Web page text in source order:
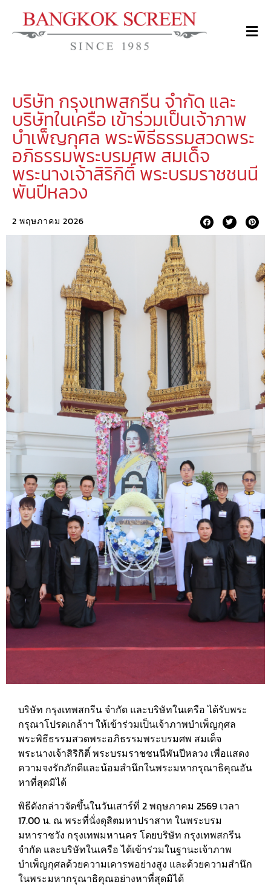
บริษัท กรุงเทพสกรีน จำกัด และ
บริษัทในเครือ เข้าร่วมเป็นเจ้าภาพ
บำเพ็ญกุศล พระพิธีธรรมสวดพระ
อภิธรรมพระบรมศพ สมเด็จ
พระนางเจ้าสิริกิติ์ พระบรมราชชนนี
พันปีหลวง
2 พฤษภาคม 2026
บริษัท กรุงเทพสกรีน จำกัด และบริษัทในเครือ ได้รับพระ
กรุณาโปรดเกล้าฯ ให้เข้าร่วมเป็นเจ้าภาพบำเพ็ญกุศล
พระพิธีธรรมสวดพระอภิธรรมพระบรมศพ สมเด็จ
พระนางเจ้าสิริกิติ์ พระบรมราชชนนีพันปีหลวง เพื่อแสดง
ความจงรักภักดีและน้อมสำนึกในพระมหากรุณาธิคุณอัน
หาที่สุดมิได้
พิธีดังกล่าวจัดขึ้นในวันเสาร์ที่ 2 พฤษภาคม 2569 เวลา
17.00 น. ณ พระที่นั่งดุสิตมหาปราสาท ในพระบรม
มหาราชวัง กรุงเทพมหานคร โดยบริษัท กรุงเทพสกรีน
จำกัด และบริษัทในเครือ ได้เข้าร่วมในฐานะเจ้าภาพ
บำเพ็ญกุศลด้วยความเคารพอย่างสูง และด้วยความสำนึก
ในพระมหากรุณาธิคุณอย่างหาที่สุดมิได้